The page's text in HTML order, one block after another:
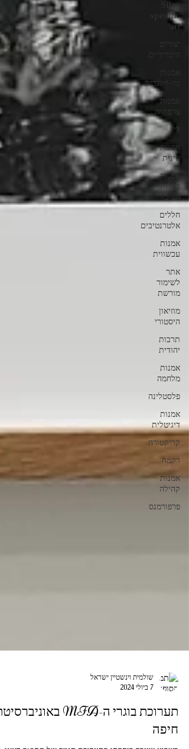
Site-
specific
art
יצורים
היברידיים
ניו-זילנדית
אמנות
צרפתית
דיו
אמנות
סינית
אמנות
במרחב
הציבורי
חללים
אלטרנטיבים
אמנות
עכשווית
אתר
לשימור
מורשת
מוזיאון
היסטורי
תרבות
יהודית
אמנות
מלחמה
פלסטלינה
אמנות
דיגיטלית
קריקטורה
רקמה
אמנות
קהילה
פרפורמנס
שולמית וינשטיין ישראל
7 ביולי 2024